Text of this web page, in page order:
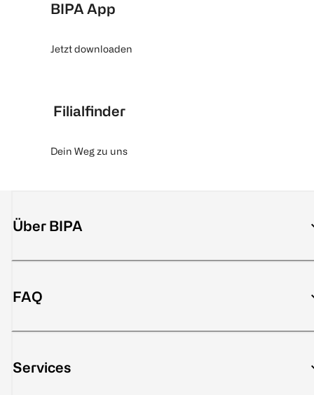
BIPA App
Jetzt downloaden
Filialfinder
Dein Weg zu uns
Über BIPA
FAQ
Services